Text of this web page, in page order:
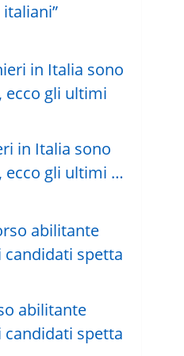
in Italia sono
ecco gli ultimi …
abilitante
candidati spetta